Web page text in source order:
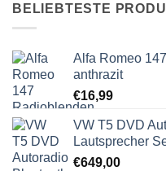
BELIEBTESTE
Alfa Romeo
anthrazit
€16,99
VW T5 DVD
Lautsprecher
€649,00